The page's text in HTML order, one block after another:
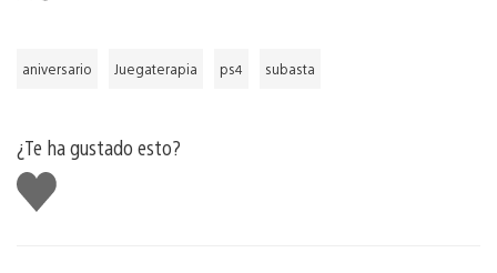
aniversario Juegaterapia ps4 subasta
¿Te ha gustado esto?
Me
gusta